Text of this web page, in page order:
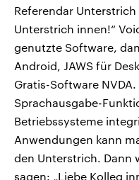
Referendar
Unterstrich innen!“
genutzte Software,
Android, JAWS für
Gratis-Software
Sprachausgabe-
Betriebssysteme
Anwendungen kann
den Unterstrich. Dann
sagen: „Liebe Kolleg